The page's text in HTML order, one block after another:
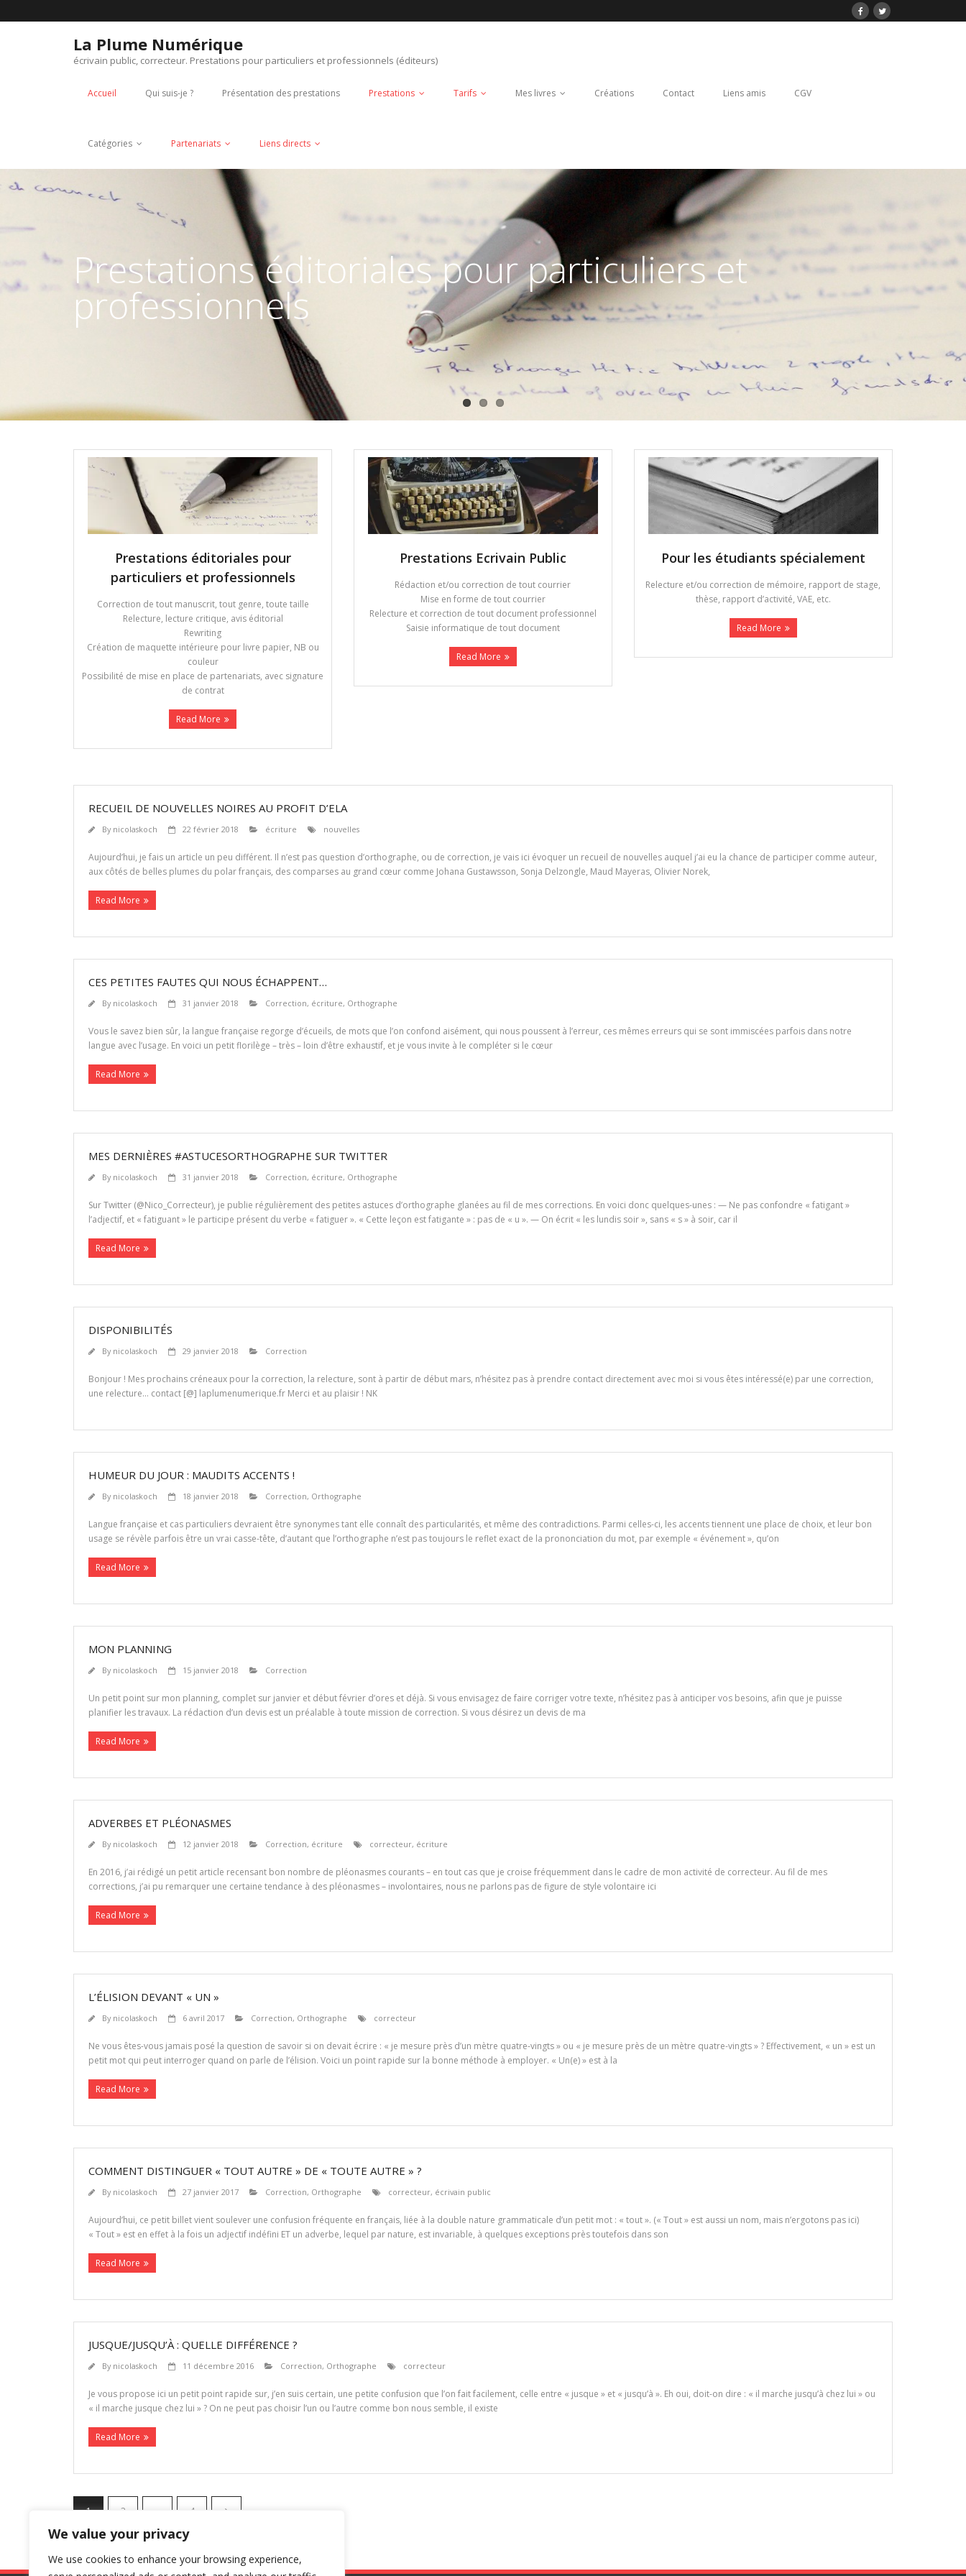
We value your privacy
We use cookies to enhance your browsing experience,
to
La Plume Numérique
écrivain public, correcteur. Prestations pour particuliers et professionnels (éditeurs)
Accueil Qui suis-je ? Présentation des prestations Prestations Tarifs Mes livres Créations Contact Liens amis CGV
Catégories Partenariats Liens directs
Prestations éditoriales pour particuliers et
professionnels
Prestations éditoriales pour
particuliers et professionnels
Correction de tout manuscrit, tout genre, toute taille
Relecture, lecture critique, avis éditorial
Rewriting
Création de maquette intérieure pour livre papier, NB ou
couleur
Possibilité de mise en place de partenariats, avec signature
de contrat
Read More
Prestations Ecrivain Public
Rédaction et/ou correction de tout courrier
Mise en forme de tout courrier
Relecture et correction de tout document professionnel
Saisie informatique de tout document
Read More
Pour les étudiants spécialement
Relecture et/ou correction de mémoire, rapport de stage,
thèse, rapport d’activité, VAE, etc.
Read More
RECUEIL DE NOUVELLES NOIRES AU PROFIT D’ELA
By nicolaskoch 22 février 2018 écriture nouvelles
Aujourd’hui, je fais un article un peu différent. Il n’est pas question d’orthographe, ou de correction, je vais ici évoquer un recueil de nouvelles auquel j’ai eu la chance de participer comme auteur,
aux côtés de belles plumes du polar français, des comparses au grand cœur comme Johana Gustawsson, Sonja Delzongle, Maud Mayeras, Olivier Norek,
Read More
CES PETITES FAUTES QUI NOUS ÉCHAPPENT…
By nicolaskoch 31 janvier 2018 Correction, écriture, Orthographe
Vous le savez bien sûr, la langue française regorge d’écueils, de mots que l’on confond aisément, qui nous poussent à l’erreur, ces mêmes erreurs qui se sont immiscées parfois dans notre
langue avec l’usage. En voici un petit florilège – très – loin d’être exhaustif, et je vous invite à le compléter si le cœur
Read More
MES DERNIÈRES #ASTUCESORTHOGRAPHE SUR TWITTER
By nicolaskoch 31 janvier 2018 Correction, écriture, Orthographe
Sur Twitter (@Nico_Correcteur), je publie régulièrement des petites astuces d’orthographe glanées au fil de mes corrections. En voici donc quelques-unes : — Ne pas confondre « fatigant »
l’adjectif, et « fatiguant » le participe présent du verbe « fatiguer ». « Cette leçon est fatigante » : pas de « u ». — On écrit « les lundis soir », sans « s » à soir, car il
Read More
DISPONIBILITÉS
By nicolaskoch 29 janvier 2018 Correction
Bonjour ! Mes prochains créneaux pour la correction, la relecture, sont à partir de début mars, n’hésitez pas à prendre contact directement avec moi si vous êtes intéressé(e) par une correction,
une relecture… contact [@] laplumenumerique.fr Merci et au plaisir ! NK
HUMEUR DU JOUR : MAUDITS ACCENTS !
By nicolaskoch 18 janvier 2018 Correction, Orthographe
Langue française et cas particuliers devraient être synonymes tant elle connaît des particularités, et même des contradictions. Parmi celles-ci, les accents tiennent une place de choix, et leur bon
usage se révèle parfois être un vrai casse-tête, d’autant que l’orthographe n’est pas toujours le reflet exact de la prononciation du mot, par exemple « événement », qu’on
Read More
MON PLANNING
By nicolaskoch 15 janvier 2018 Correction
Un petit point sur mon planning, complet sur janvier et début février d’ores et déjà. Si vous envisagez de faire corriger votre texte, n’hésitez pas à anticiper vos besoins, afin que je puisse
planifier les travaux. La rédaction d’un devis est un préalable à toute mission de correction. Si vous désirez un devis de ma
Read More
ADVERBES ET PLÉONASMES
By nicolaskoch 12 janvier 2018 Correction, écriture correcteur, écriture
En 2016, j’ai rédigé un petit article recensant bon nombre de pléonasmes courants – en tout cas que je croise fréquemment dans le cadre de mon activité de correcteur. Au fil de mes
corrections, j’ai pu remarquer une certaine tendance à des pléonasmes – involontaires, nous ne parlons pas de figure de style volontaire ici
Read More
L’ÉLISION DEVANT « UN »
By nicolaskoch 6 avril 2017 Correction, Orthographe correcteur
Ne vous êtes-vous jamais posé la question de savoir si on devait écrire : « je mesure près d’un mètre quatre-vingts » ou « je mesure près de un mètre quatre-vingts » ? Effectivement, « un » est un
petit mot qui peut interroger quand on parle de l’élision. Voici un point rapide sur la bonne méthode à employer. « Un(e) » est à la
Read More
COMMENT DISTINGUER « TOUT AUTRE » DE « TOUTE AUTRE » ?
By nicolaskoch 27 janvier 2017 Correction, Orthographe correcteur, écrivain public
Aujourd’hui, ce petit billet vient soulever une confusion fréquente en français, liée à la double nature grammaticale d’un petit mot : « tout ». (« Tout » est aussi un nom, mais n’ergotons pas ici)
« Tout » est en effet à la fois un adjectif indéfini ET un adverbe, lequel par nature, est invariable, à quelques exceptions près toutefois dans son
Read More
JUSQUE/JUSQU’À : QUELLE DIFFÉRENCE ?
By nicolaskoch 11 décembre 2016 Correction, Orthographe correcteur
Je vous propose ici un petit point rapide sur, j’en suis certain, une petite confusion que l’on fait facilement, celle entre « jusque » et « jusqu’à ». Eh oui, doit-on dire : « il marche jusqu’à chez lui » ou
« il marche jusque chez lui » ? On ne peut pas choisir l’un ou l’autre comme bon nous semble, il existe
Read More
1 2 4